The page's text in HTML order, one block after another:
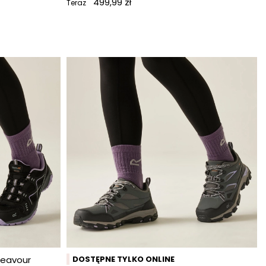
Teraz
DOSTĘPNE TYLKO ONLINE